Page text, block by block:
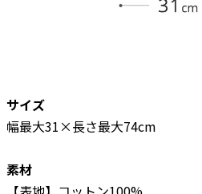
サイズ
幅最大31×長さ最大74cm
素材